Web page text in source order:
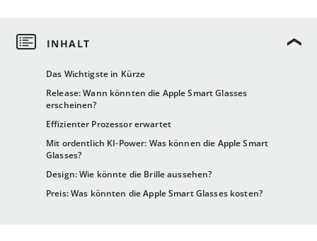
Das Wichtigste in Kürze
Release: Wann könnten die Apple Smart Glasses
erscheinen?
Effizienter Prozessor erwartet
Mit ordentlich KI-Power: Was können die Apple Smart
Glasses?
Design: Wie könnte die Brille aussehen?
Preis: Was könnten die Apple Smart Glasses kosten?